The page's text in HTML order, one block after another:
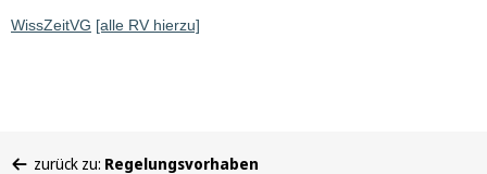
WissZeitVG [alle RV hierzu]
zurück zu: Regelungsvorhaben